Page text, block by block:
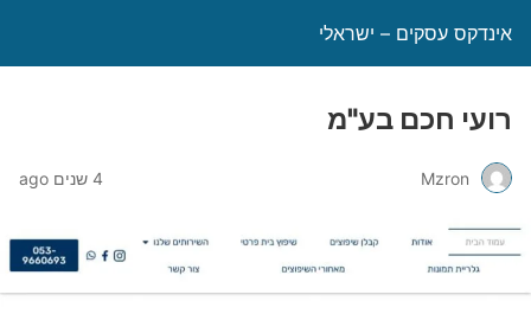
אינדקס עסקים – ישראלי
רועי חכם בע"מ
Mzron 4 שנים ago